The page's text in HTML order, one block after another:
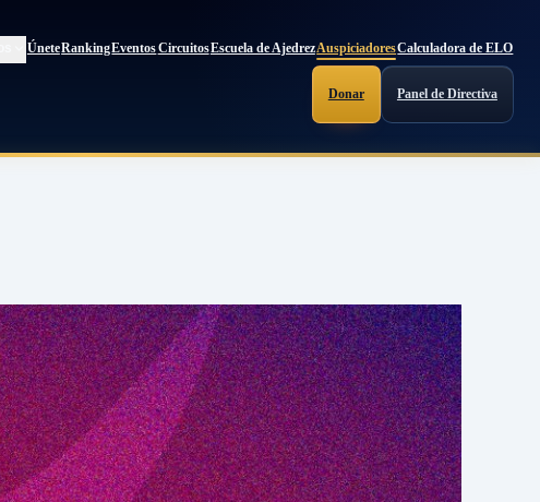
ÚneteRankingEventosCircuitosEscuela de AjedrezAuspiciadoresCalculadora de ELO
Donar Panel de Directiva